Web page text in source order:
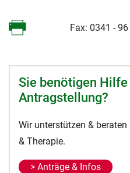
Fax: 0341 -
Sie benötigen
Antragstellung?
Wir unterstützen &
& Therapie.
> Anträge & Infos